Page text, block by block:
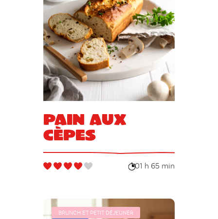
Pain aux
cèpes
01 h 65 min
BRUNCH ET PETIT DÉJEUNER